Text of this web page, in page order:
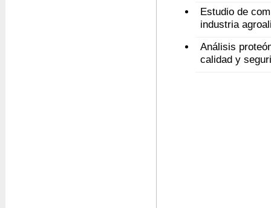
Estudio de
industria
Análisis
calidad y